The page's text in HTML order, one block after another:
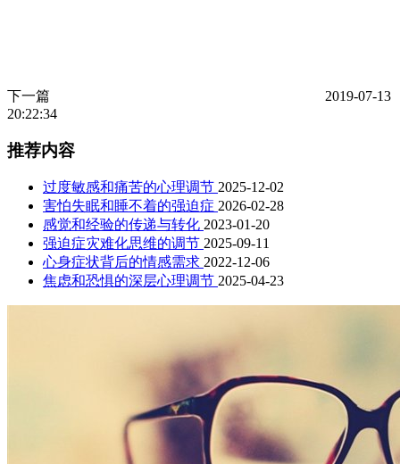
下一篇
2019-07-13
20:22:34
推荐内容
过度敏感和痛苦的心理调节 2025-12-02
害怕失眠和睡不着的强迫症 2026-02-28
感觉和经验的传递与转化 2023-01-20
强迫症灾难化思维的调节 2025-09-11
心身症状背后的情感需求 2022-12-06
焦虑和恐惧的深层心理调节 2025-04-23